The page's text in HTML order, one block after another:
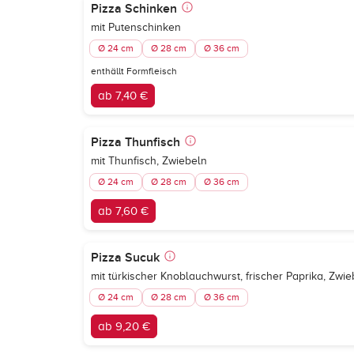
Pizza Schinken
mit Putenschinken
Ø 24 cm Ø 28 cm Ø 36 cm
enthällt Formfleisch
ab 7,40 €
Pizza Thunfisch
mit Thunfisch, Zwiebeln
Ø 24 cm Ø 28 cm Ø 36 cm
ab 7,60 €
Pizza Sucuk
mit türkischer Knoblauchwurst, frischer Paprika,
Ø 24 cm Ø 28 cm Ø 36 cm
ab 9,20 €